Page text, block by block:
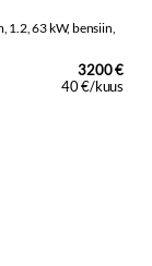
3200 €
40 €/kuus